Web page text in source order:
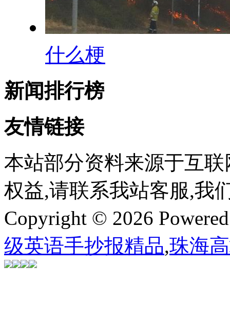
什么梗
新闻排行榜
友情链接
本站部分资料来源于互
权益,请联系我站客服,我
Copyright © 2026
级英语手抄报精品,珠海